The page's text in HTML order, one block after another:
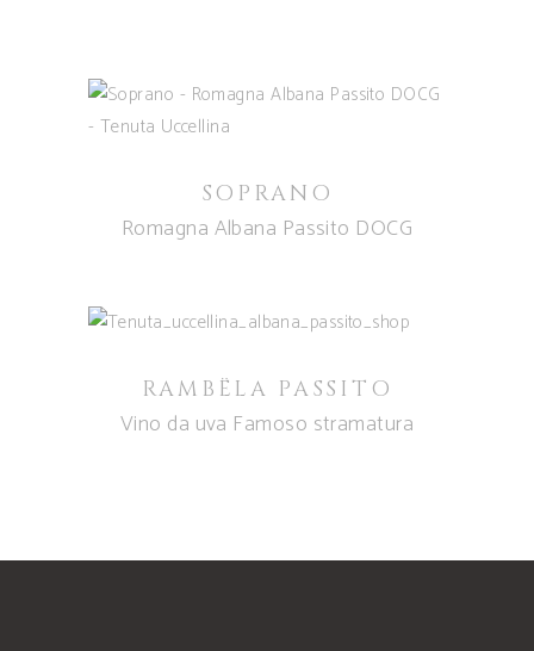
SOPRANO
Romagna Albana Passito DOCG
RAMBËLA PASSITO
Vino da uva Famoso stramatura